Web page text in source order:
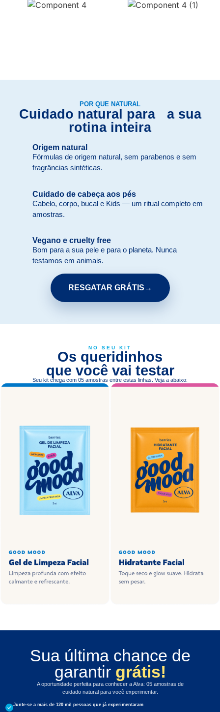
POR QUE NATURAL
Cuidado natural para a sua
rotina inteira
Origem natural
Fórmulas de origem natural, sem parabenos e sem
fragrâncias sintéticas.
Cuidado de cabeça aos pés
Cabelo, corpo, bucal e Kids — um ritual completo em
amostras.
Vegano e cruelty free
Bom para a sua pele e para o planeta. Nunca
testamos em animais.
RESGATAR GRÁTIS→
NO SEU KIT
Os queridinhos
que você vai testar
Seu kit chega com 05 amostras entre estas linhas. Veja a abaixo:
Sua última chance de
garantirgrátis!
A oportunidade perfeita para conhecer a Alva: 05 amostras de
cuidado natural para você experimentar.
Junte-se a mais de 120 mil pessoas que já experimentaram